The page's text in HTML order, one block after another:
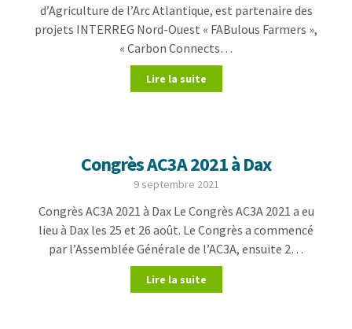
d’Agriculture de l’Arc Atlantique, est partenaire des
projets INTERREG Nord-Ouest « FABulous Farmers »,
« Carbon Connects…
Lire la suite
Congrès AC3A 2021 à Dax
9 septembre 2021
Congrès AC3A 2021 à Dax Le Congrès AC3A 2021 a eu
lieu à Dax les 25 et 26 août. Le Congrès a commencé
par l’Assemblée Générale de l’AC3A, ensuite 2…
Lire la suite